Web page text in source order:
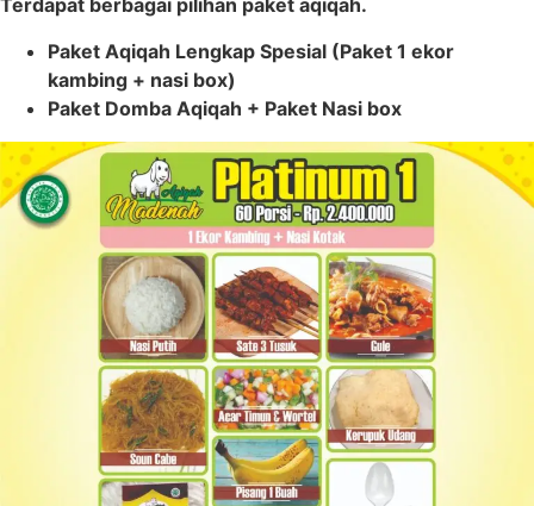
Terdapat berbagai pilihan paket aqiqah.
Paket Aqiqah Lengkap Spesial (Paket 1 ekor
kambing + nasi box)
Paket Domba Aqiqah + Paket Nasi box